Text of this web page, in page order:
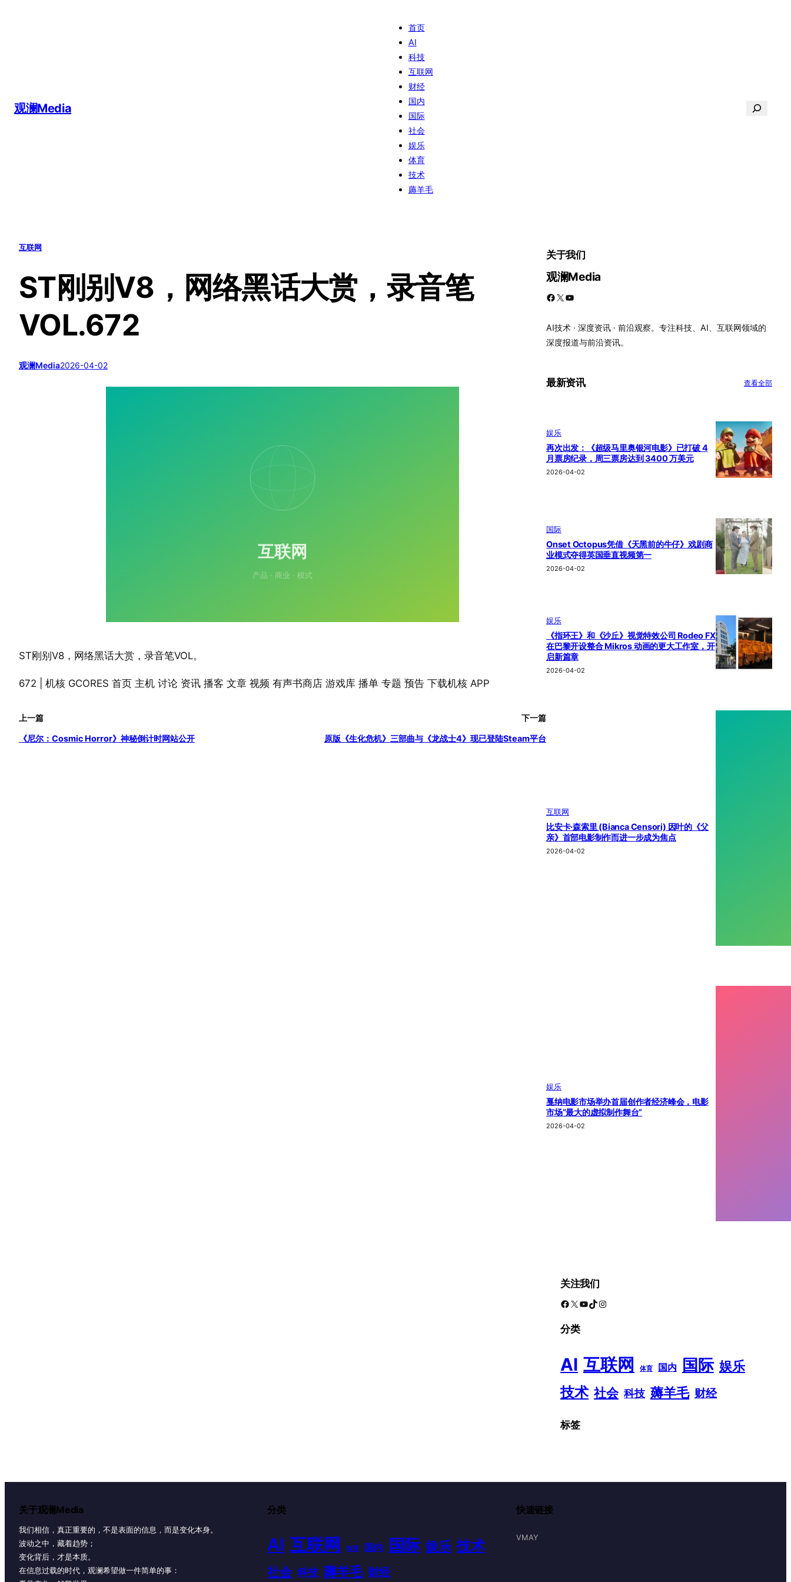
观澜Media
首页
AI
科技
互联网
财经
国内
国际
社会
娱乐
体育
技术
薅羊毛
搜
互联网
ST刚别V8，网络黑话大赏，录音笔
VOL.672
观澜Media2026-04-02
ST刚别V8，网络黑话大赏，录音笔VOL。
672 | 机核 GCORES 首页 主机 讨论 资讯 播客 文章 视频 有声书商店 游戏库 播单 专题 预告 下载机核 APP
上一篇
《尼尔：Cosmic Horror》神秘倒计时网站公开
下一篇
原版《生化危机》三部曲与《龙战士4》现已登陆Steam平台
关于我们
观澜Media
Facebook X YouTube
AI技术 · 深度资讯 · 前沿观察。专注科技、AI、互联网领域的
深度报道与前沿资讯。
最新资讯 查看全部
娱乐
再次出发：《超级马里奥银河电影》已打破 4
月票房纪录，周三票房达到 3400 万美元
2026-04-02
国际
Onset Octopus凭借《天黑前的牛仔》戏剧商
业模式夺得英国垂直视频第一
2026-04-02
娱乐
《指环王》和《沙丘》视觉特效公司 Rodeo FX
在巴黎开设整合 Mikros 动画的更大工作室，开
启新篇章
2026-04-02
互联网
比安卡·森索里 (Bianca Censori) 因叶的《父
亲》首部电影制作而进一步成为焦点
2026-04-02
娱乐
戛纳电影市场举办首届创作者经济峰会，电影
市场“最大的虚拟制作舞台”
2026-04-02
关注我们
Facebook X YouTube TikTok Instagram
分类
AI 互联网 体育 国内 国际 娱乐
技术 社会 科技 薅羊毛 财经
标签
关于观澜Media
我们相信，真正重要的，不是表面的信息，而是变化本身。
波动之中，藏着趋势；
变化背后，才是本质。
在信息过载的时代，观澜希望做一件简单的事：
分类
AI 互联网 体育 国内 国际 娱乐 技术
社会 科技 薅羊毛 财经
快速链接
VMAY